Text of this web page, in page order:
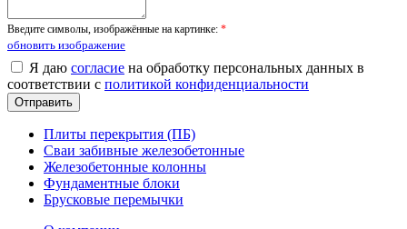
Введите символы, изображённые на картинке: *
обновить изображение
Я даю согласие на обработку персональных данных в
соответствии с политикой конфиденциальности
Плиты перекрытия (ПБ)
Сваи забивные железобетонные
Железобетонные колонны
Фундаментные блоки
Брусковые перемычки